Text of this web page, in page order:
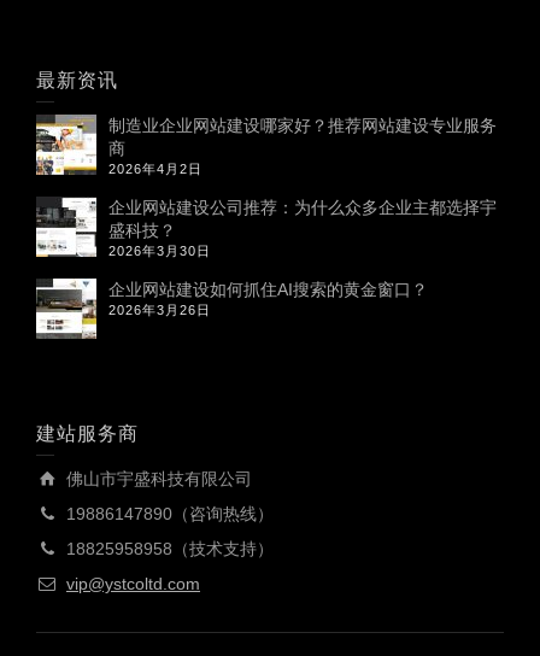
最新资讯
制造业企业网站建设哪家好？推荐网站建设专业服务
商
2026年4月2日
企业网站建设公司推荐：为什么众多企业主都选择宇
盛科技？
2026年3月30日
企业网站建设如何抓住AI搜索的黄金窗口？
2026年3月26日
建站服务商
佛山市宇盛科技有限公司
19886147890（咨询热线）
18825958958（技术支持）
vip@ystcoltd.com